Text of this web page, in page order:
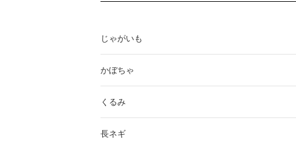
じゃがいも
かぼちゃ
くるみ
長ネギ